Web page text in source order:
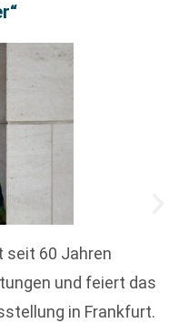
seit 60 Jahren
und feiert das
in Frankfurt.